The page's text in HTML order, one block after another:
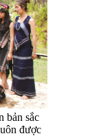
bản sắc
được